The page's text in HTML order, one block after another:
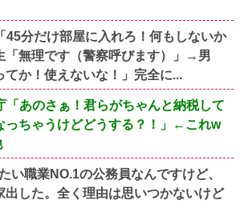
45分だけ部屋に入れろ！何もしないか
「無理です（警察呼びます）」→男
てか！使えないな！」完全に...
「あのさぁ！君らがちゃんと納税して
っちゃうけどどうする？！」←これw
い職業NO.1の公務員なんですけど、
出した。全く理由は思いつかないけど